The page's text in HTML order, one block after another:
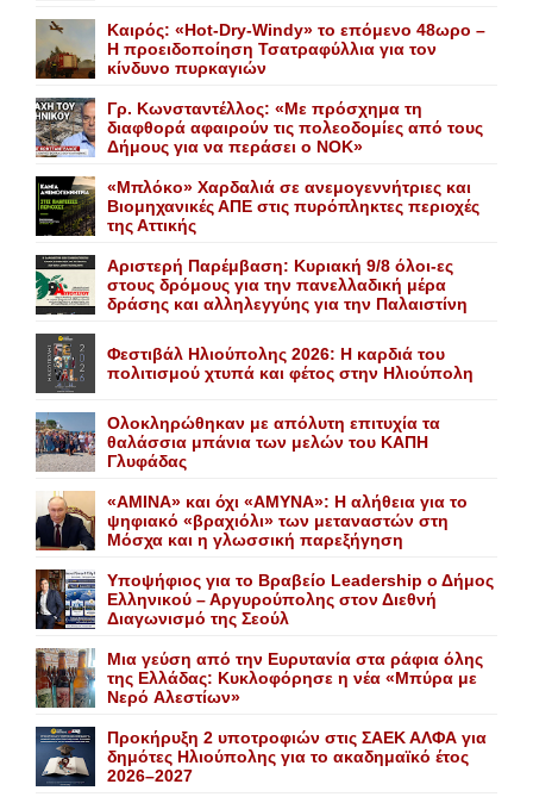
Καιρός: «Hot-Dry-Windy» το επόμενο 48ωρο –
Η προειδοποίηση Τσατραφύλλια για τον
κίνδυνο πυρκαγιών
Γρ. Κωνσταντέλλος: «Με πρόσχημα τη
διαφθορά αφαιρούν τις πολεοδομίες από τους
Δήμους για να περάσει ο NOK»
«Mπλόκο» Xαρδαλιά σε ανεμογεννήτριες και
Bιομηχανικές ΑΠΕ στις πυρόπληκτες περιοχές
της Αττικής
Αριστερή Παρέμβαση: Κυριακή 9/8 όλοι-ες
στους δρόμους για την πανελλαδική μέρα
δράσης και αλληλεγγύης για την Παλαιστίνη
Φεστιβάλ Ηλιούπολης 2026: Η καρδιά του
πολιτισμού χτυπά και φέτος στην Ηλιούπολη
Ολοκληρώθηκαν με απόλυτη επιτυχία τα
θαλάσσια μπάνια των μελών του KAΠH
Γλυφάδας
«AMINA» και όχι «ΑΜΥΝΑ»: Η αλήθεια για το
ψηφιακό «βραχιόλι» των μεταναστών στη
Μόσχα και η γλωσσική παρεξήγηση
Yποψήφιος για το Bραβείο Leadership ο Δήμος
Ελληνικού – Αργυρούπολης στον Διεθνή
Διαγωνισμό της Σεούλ
Mια γεύση από την Eυρυτανία στα ράφια όλης
της Ελλάδας: Κυκλοφόρησε η νέα «Μπύρα με
Nερό Aλεστίων»
Προκήρυξη 2 υποτροφιών στις ΣΑΕΚ ΑΛΦΑ για
δημότες Ηλιούπολης για το ακαδημαϊκό έτος
2026–2027